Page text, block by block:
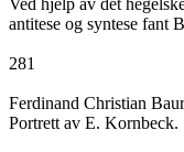
Ved hjelp av det
antitese og syntese fant
281
Ferdinand Christian
Portrett av E. Kornbeck.